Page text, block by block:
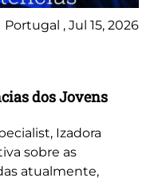
Portugal , Jul 15, 2026
dos Jovens
Izadora
sobre as
atualmente,